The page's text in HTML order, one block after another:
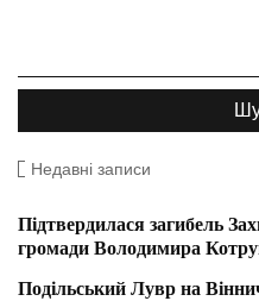
Недавні записи
Підтвердилася загибель
громади Володимира
Подільський Лувр на